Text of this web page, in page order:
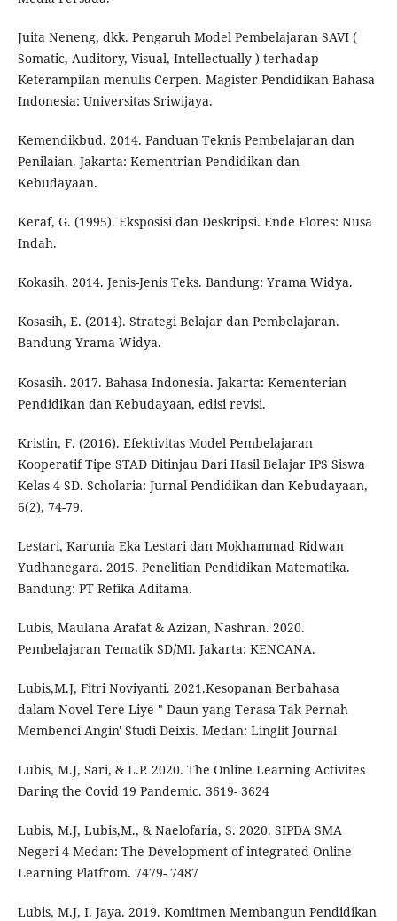
Juita Neneng, dkk. Pengaruh Model Pembelajaran SAVI (
Somatic, Auditory, Visual, Intellectually ) terhadap
Keterampilan menulis Cerpen. Magister Pendidikan Bahasa
Indonesia: Universitas Sriwijaya.
Kemendikbud. 2014. Panduan Teknis Pembelajaran dan
Penilaian. Jakarta: Kementrian Pendidikan dan
Kebudayaan.
Keraf, G. (1995). Eksposisi dan Deskripsi. Ende Flores: Nusa
Indah.
Kokasih. 2014. Jenis-Jenis Teks. Bandung: Yrama Widya.
Kosasih, E. (2014). Strategi Belajar dan Pembelajaran.
Bandung Yrama Widya.
Kosasih. 2017. Bahasa Indonesia. Jakarta: Kementerian
Pendidikan dan Kebudayaan, edisi revisi.
Kristin, F. (2016). Efektivitas Model Pembelajaran
Kooperatif Tipe STAD Ditinjau Dari Hasil Belajar IPS Siswa
Kelas 4 SD. Scholaria: Jurnal Pendidikan dan Kebudayaan,
6(2), 74-79.
Lestari, Karunia Eka Lestari dan Mokhammad Ridwan
Yudhanegara. 2015. Penelitian Pendidikan Matematika.
Bandung: PT Refika Aditama.
Lubis, Maulana Arafat & Azizan, Nashran. 2020.
Pembelajaran Tematik SD/MI. Jakarta: KENCANA.
Lubis,M.J, Fitri Noviyanti. 2021.Kesopanan Berbahasa
dalam Novel Tere Liye " Daun yang Terasa Tak Pernah
Membenci Angin' Studi Deixis. Medan: Linglit Journal
Lubis, M.J, Sari, & L.P. 2020. The Online Learning Activites
Daring the Covid 19 Pandemic. 3619- 3624
Lubis, M.J, Lubis,M., & Naelofaria, S. 2020. SIPDA SMA
Negeri 4 Medan: The Development of integrated Online
Learning Platfrom. 7479- 7487
Lubis, M.J, I. Jaya. 2019. Komitmen Membangun Pendidikan